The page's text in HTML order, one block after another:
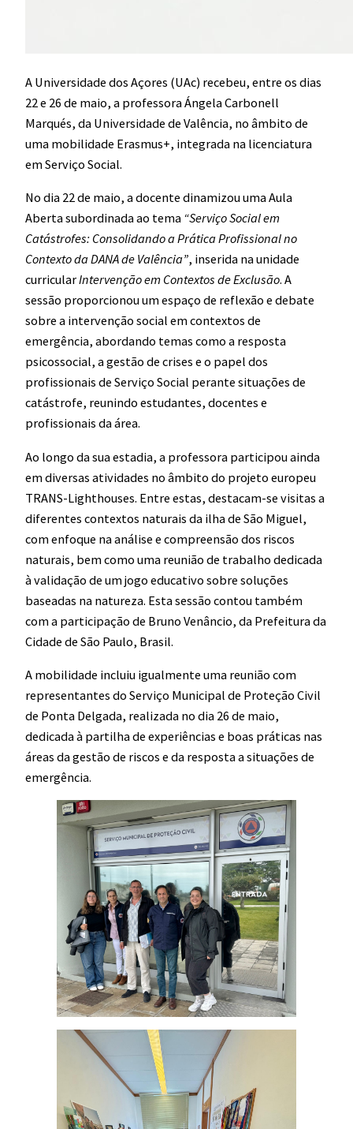
A Universidade dos Açores (UAc) recebeu, entre os dias
22 e 26 de maio, a professora Ángela Carbonell
Marqués, da Universidade de Valência, no âmbito de
uma mobilidade Erasmus+, integrada na licenciatura
em Serviço Social.
No dia 22 de maio, a docente dinamizou uma Aula
Aberta subordinada ao tema “Serviço Social em
Catástrofes: Consolidando a Prática Profissional no
Contexto da DANA de Valência”, inserida na unidade
curricularIntervenção em Contextos de Exclusão. A
sessão proporcionou um espaço de reflexão e debate
sobre a intervenção social em contextos de
emergência, abordando temas como a resposta
psicossocial, a gestão de crises e o papel dos
profissionais de Serviço Social perante situações de
catástrofe, reunindo estudantes, docentes e
profissionais da área.
Ao longo da sua estadia, a professora participou ainda
em diversas atividades no âmbito do projeto europeu
TRANS-Lighthouses. Entre estas, destacam-se visitas a
diferentes contextos naturais da ilha de São Miguel,
com enfoque na análise e compreensão dos riscos
naturais, bem como uma reunião de trabalho dedicada
à validação de um jogo educativo sobre soluções
baseadas na natureza. Esta sessão contou também
com a participação de Bruno Venâncio, da Prefeitura da
Cidade de São Paulo, Brasil.
A mobilidade incluiu igualmente uma reunião com
representantes do Serviço Municipal de Proteção Civil
de Ponta Delgada, realizada no dia 26 de maio,
dedicada à partilha de experiências e boas práticas nas
áreas da gestão de riscos e da resposta a situações de
emergência.